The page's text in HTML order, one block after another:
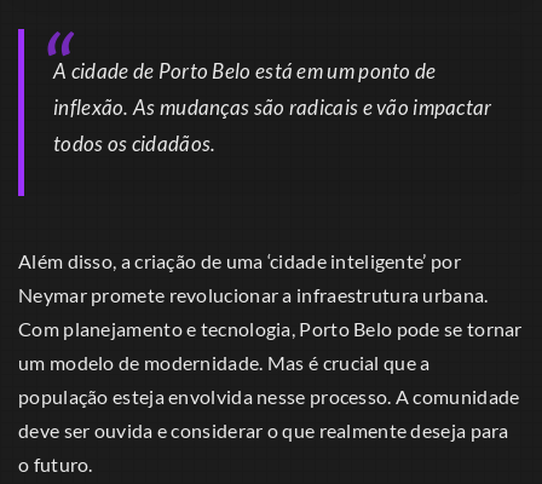
A cidade de Porto Belo está em um ponto de
inflexão. As mudanças são radicais e vão impactar
todos os cidadãos.
Além disso, a criação de uma ‘cidade inteligente’ por
Neymar promete revolucionar a infraestrutura urbana.
Com planejamento e tecnologia, Porto Belo pode se tornar
um modelo de modernidade. Mas é crucial que a
população esteja envolvida nesse processo. A comunidade
deve ser ouvida e considerar o que realmente deseja para
o futuro.